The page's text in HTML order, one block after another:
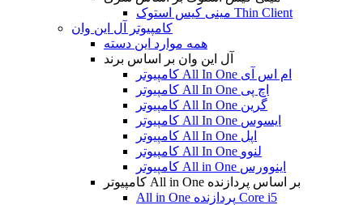
مینی کیس استوک Thin Client
کامپیوتر آل این وان
همه موارد این دسته
آل این وان بر اساس برند
کامپیوتر All In One ام اس آی
کامپیوتر All In One اچ پی
کامپیوتر All In One گرین
کامپیوتر All In One ایسوس
کامپیوتر All In One اپل
کامپیوتر All In One لنوو
کامپیوتر All in One اینوورس
کامپیوتر All in One بر اساس پردازنده
All in One پردازنده Core i5